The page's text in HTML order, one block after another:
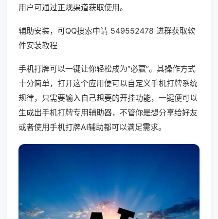
用户可通过正规渠道获取使用。
辅助安装，可QQ搜索申请 549552478 进群获取软
件安装教程
手机打牌可以一键让你轻松成为“必赢”。其操作方式
十分简单，打开这个应用便可以自定义手机打牌系统
规律，只需要输入自己想要的开挂功能，一键便可以
生成出手机打牌专用辅助器，不管你是想分享给好友
或者使用手机打牌AI辅助都可以满足需求。